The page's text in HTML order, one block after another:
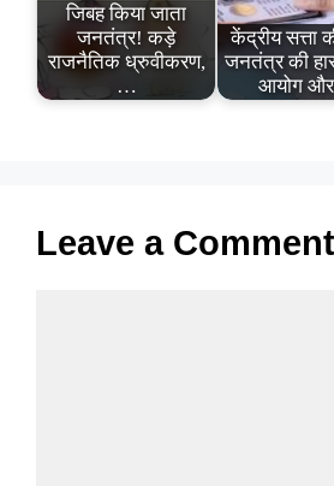
जिबह किया जाता
जनतंत्र! कड़े
राजनैतिक ध्रुवीकरण,
…
केंद्रीय सत्ता
जनतंत्र की
आयोग
Leave a Comment